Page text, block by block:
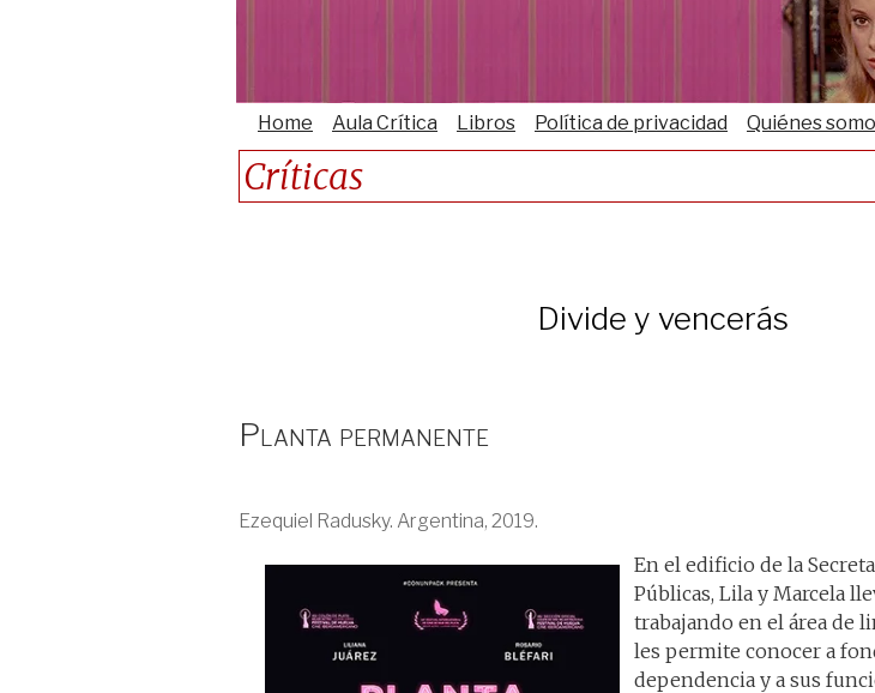
Home Aula Crítica Libros Política de privacidad Quiénes
Críticas
Divide y vencerás
Planta permanente
Ezequiel Radusky. Argentina, 2019.
En el edificio de la
Públicas, Lila y Marcela
trabajando en el área de
les permite conocer a
dependencia y a sus